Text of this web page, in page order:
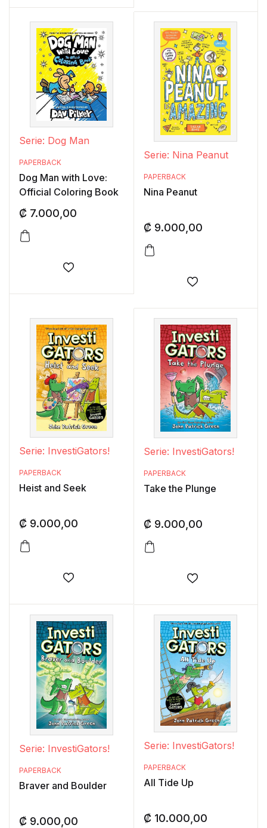
Serie: Dog Man
PAPERBACK
Dog Man with Love:
Official Coloring Book
₡ 7.000,00
Añadir a la lista de deseos
Serie: Nina Peanut
PAPERBACK
Nina Peanut
₡9.000,00
Añadir a la
Serie: InvestiGators!
PAPERBACK
Heist and Seek
₡ 9.000,00
Añadir a la lista de deseos
Serie: InvestiGators!
PAPERBACK
Take the Plunge
₡9.000,00
Añadir a la
Serie: InvestiGators!
PAPERBACK
Braver and Boulder
₡ 9.000,00
Serie: InvestiGators!
PAPERBACK
All Tide Up
₡10.000,00